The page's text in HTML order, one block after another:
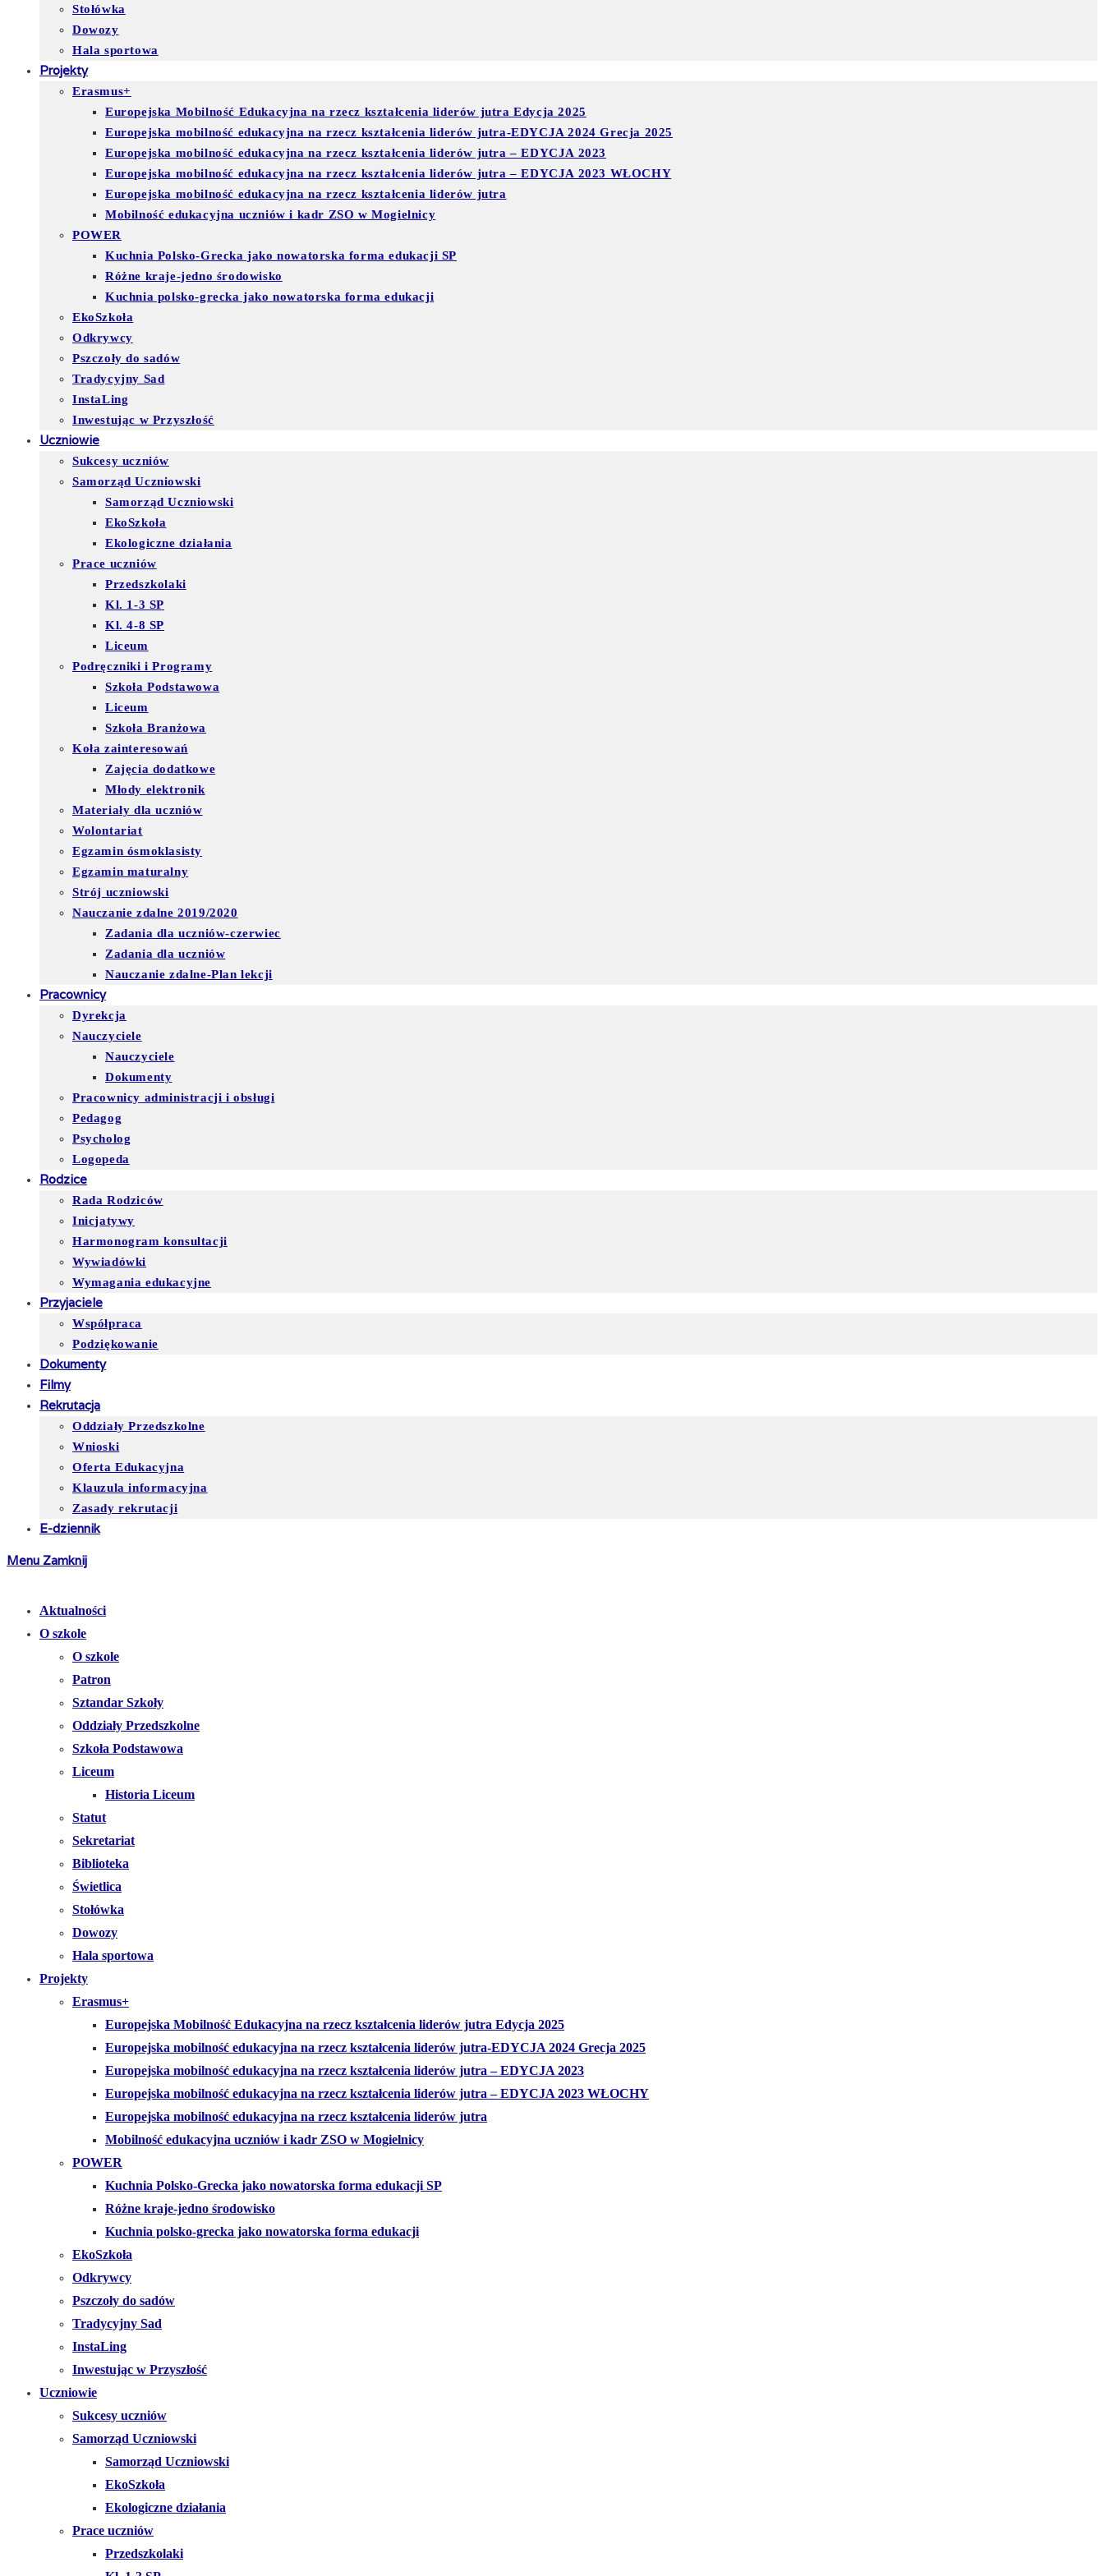
Stołówka
Dowozy
Hala sportowa
Projekty
Erasmus+
Europejska Mobilność Edukacyjna na rzecz kształcenia liderów jutra Edycja 2025
Europejska mobilność edukacyjna na rzecz kształcenia liderów jutra-EDYCJA 2024 Grecja 2025
Europejska mobilność edukacyjna na rzecz kształcenia liderów jutra – EDYCJA 2023
Europejska mobilność edukacyjna na rzecz kształcenia liderów jutra – EDYCJA 2023 WŁOCHY
Europejska mobilność edukacyjna na rzecz kształcenia liderów jutra
Mobilność edukacyjna uczniów i kadr ZSO w Mogielnicy
POWER
Kuchnia Polsko-Grecka jako nowatorska forma edukacji SP
Różne kraje-jedno środowisko
Kuchnia polsko-grecka jako nowatorska forma edukacji
EkoSzkoła
Odkrywcy
Pszczoły do sadów
Tradycyjny Sad
InstaLing
Inwestując w Przyszłość
Uczniowie
Sukcesy uczniów
Samorząd Uczniowski
Samorząd Uczniowski
EkoSzkoła
Ekologiczne działania
Prace uczniów
Przedszkolaki
Kl. 1-3 SP
Kl. 4-8 SP
Liceum
Podręczniki i Programy
Szkoła Podstawowa
Liceum
Szkoła Branżowa
Koła zainteresowań
Zajęcia dodatkowe
Młody elektronik
Materiały dla uczniów
Wolontariat
Egzamin ósmoklasisty
Egzamin maturalny
Strój uczniowski
Nauczanie zdalne 2019/2020
Zadania dla uczniów-czerwiec
Zadania dla uczniów
Nauczanie zdalne-Plan lekcji
Pracownicy
Dyrekcja
Nauczyciele
Nauczyciele
Dokumenty
Pracownicy administracji i obsługi
Pedagog
Psycholog
Logopeda
Rodzice
Rada Rodziców
Inicjatywy
Harmonogram konsultacji
Wywiadówki
Wymagania edukacyjne
Przyjaciele
Współpraca
Podziękowanie
Dokumenty
Filmy
Rekrutacja
Oddziały Przedszkolne
Wnioski
Oferta Edukacyjna
Klauzula informacyjna
Zasady rekrutacji
E-dziennik
Menu Zamknij
Aktualności
O szkole
O szkole
Patron
Sztandar Szkoły
Oddziały Przedszkolne
Szkoła Podstawowa
Liceum
Historia Liceum
Statut
Sekretariat
Biblioteka
Świetlica
Stołówka
Dowozy
Hala sportowa
Projekty
Erasmus+
Europejska Mobilność Edukacyjna na rzecz kształcenia liderów jutra Edycja 2025
Europejska mobilność edukacyjna na rzecz kształcenia liderów jutra-EDYCJA 2024 Grecja 2025
Europejska mobilność edukacyjna na rzecz kształcenia liderów jutra – EDYCJA 2023
Europejska mobilność edukacyjna na rzecz kształcenia liderów jutra – EDYCJA 2023 WŁOCHY
Europejska mobilność edukacyjna na rzecz kształcenia liderów jutra
Mobilność edukacyjna uczniów i kadr ZSO w Mogielnicy
POWER
Kuchnia Polsko-Grecka jako nowatorska forma edukacji SP
Różne kraje-jedno środowisko
Kuchnia polsko-grecka jako nowatorska forma edukacji
EkoSzkoła
Odkrywcy
Pszczoły do sadów
Tradycyjny Sad
InstaLing
Inwestując w Przyszłość
Uczniowie
Sukcesy uczniów
Samorząd Uczniowski
Samorząd Uczniowski
EkoSzkoła
Ekologiczne działania
Prace uczniów
Przedszkolaki